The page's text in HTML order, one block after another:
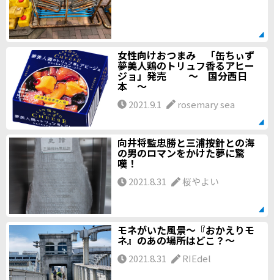
女性向けおつまみ 「缶ちぃず
夢美人鶏のトリュフ香るアヒー
ジョ」発売 ～ 国分西日
本 ～
2021.9.1 rosemary sea
向井将監忠勝と三浦按針との海
の男のロマンをかけた夢に驚
嘆！
2021.8.31 桜やよい
モネがいた風景～『おかえりモ
ネ』のあの場所はどこ？～
2021.8.31 RIEdel